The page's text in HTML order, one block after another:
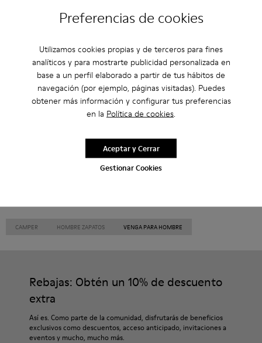
Preferencias de cookies
Utilizamos cookies propias y de terceros para fines
analíticos y para mostrarte publicidad personalizada en
base a un perfil elaborado a partir de tus hábitos de
navegación (por ejemplo, páginas visitadas). Puedes
obtener más información y configurar tus preferencias
en la Política de cookies.
Gestionar Cookies
Aceptar y Cerrar
Non Leather
Bailarinas
Sandalias
Botas
Zapatos Planos
Zapatos Casual
Zapatillas
Zapatillas de Casa
Zapatos de vestir
Plataformas / Cuñas
CAMPER HOMBRE ZAPATOS VENGA PARA HOMBRE
Rebajas: Obtén un 10% de descuento
extra
Así es. Como parte de la comunidad, disfrutarás de beneficios
exclusivos como descuentos, acceso anticipado, invitaciones a
eventos y mucho, mucho más.